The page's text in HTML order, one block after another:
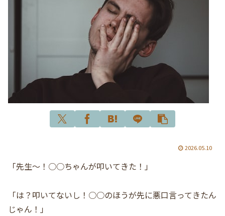
2026.05.10
「先生〜！○○ちゃんが叩いてきた！」
「は？叩いてないし！○○のほうが先に悪口言ってきたん
じゃん！」